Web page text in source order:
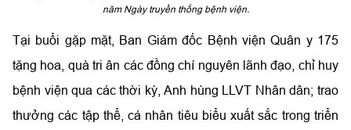
năm Ngày truyền thống bệnh viện.
Tại buổi gặp mặt, Ban Giám đốc Bệnh viện Quân y 175
tặng hoa, quà tri ân các đồng chí nguyên lãnh đạo, chỉ huy
bệnh viện qua các thời kỳ, Anh hùng LLVT Nhân dân; trao
thưởng các tập thể, cá nhân tiêu biểu xuất sắc trong triển